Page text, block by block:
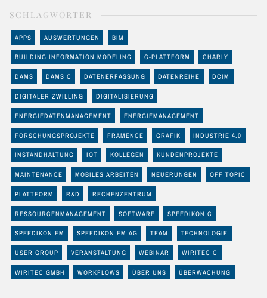
SCHLAGWÖRTER
APPS AUSWERTUNGEN BIM
BUILDING INFORMATION MODELING C-PLATTFORM CHARLY
DAMS DAMS C DATENERFASSUNG DATENREIHE DCIM
DIGITALER ZWILLING DIGITALISIERUNG
ENERGIEDATENMANAGEMENT ENERGIEMANAGEMENT
FORSCHUNGSPROJEKTE FRAMENCE GRAFIK INDUSTRIE 4.0
INSTANDHALTUNG IOT KOLLEGEN KUNDENPROJEKTE
MAINTENANCE MOBILES ARBEITEN NEUERUNGEN OFF TOPIC
PLATTFORM R&D RECHENZENTRUM
RESSOURCENMANAGEMENT SOFTWARE SPEEDIKON C
SPEEDIKON FM SPEEDIKON FM AG TEAM TECHNOLOGIE
USER GROUP VERANSTALTUNG WEBINAR WIRITEC C
WIRITEC GMBH WORKFLOWS ÜBER UNS ÜBERWACHUNG